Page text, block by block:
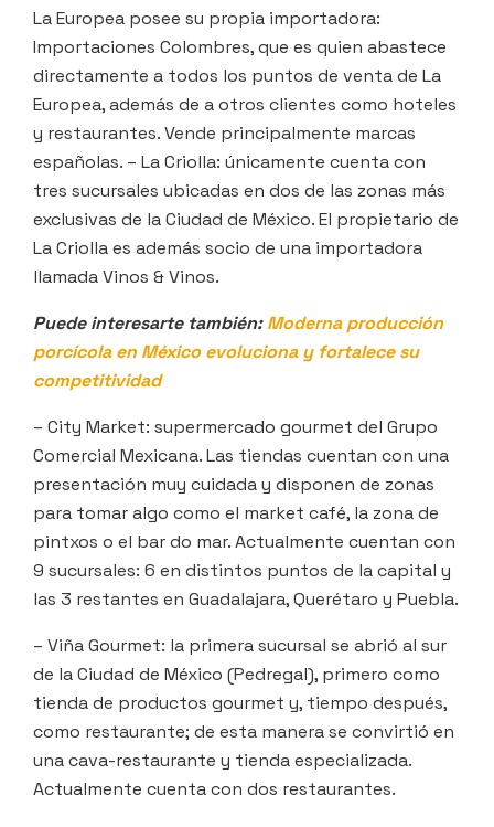
La Europea posee su propia importadora:
Importaciones Colombres, que es quien abastece
directamente a todos los puntos de venta de La
Europea, además de a otros clientes como hoteles
y restaurantes. Vende principalmente marcas
españolas. – La Criolla: únicamente cuenta con
tres sucursales ubicadas en dos de las zonas más
exclusivas de la Ciudad de México. El propietario de
La Criolla es además socio de una importadora
llamada Vinos & Vinos.
Puede interesarte también:Moderna producción
porcícola en México evoluciona y fortalece su
competitividad
– City Market: supermercado gourmet del Grupo
Comercial Mexicana. Las tiendas cuentan con una
presentación muy cuidada y disponen de zonas
para tomar algo como el market café, la zona de
pintxos o el bar do mar. Actualmente cuentan con
9 sucursales: 6 en distintos puntos de la capital y
las 3 restantes en Guadalajara, Querétaro y Puebla.
– Viña Gourmet: la primera sucursal se abrió al sur
de la Ciudad de México (Pedregal), primero como
tienda de productos gourmet y, tiempo después,
como restaurante; de esta manera se convirtió en
una cava-restaurante y tienda especializada.
Actualmente cuenta con dos restaurantes.